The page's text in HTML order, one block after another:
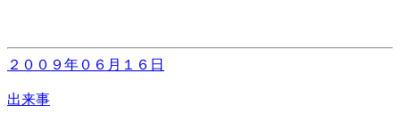
２００９年０６月１６日
出来事